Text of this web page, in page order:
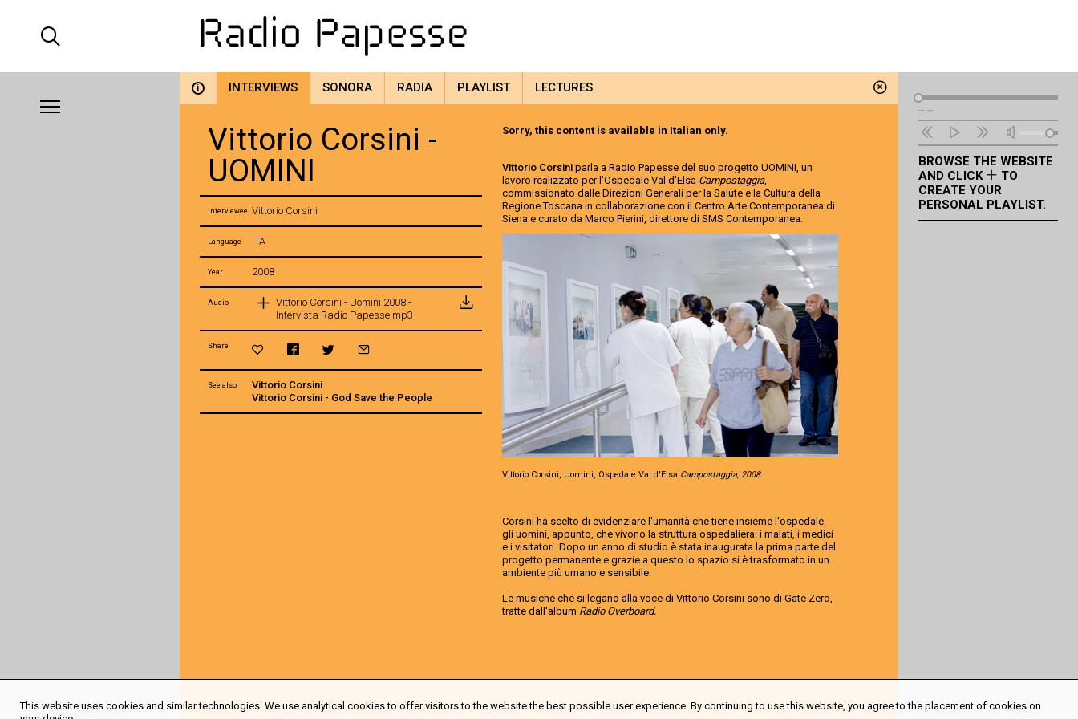
i INTERVIEWS SONORA RADIA PLAYLIST LECTURES
Vittorio Corsini -
UOMINI
interviewee Vittorio Corsini
Language ITA
Year 2008
Audio
Vittorio Corsini - Uomini 2008 -
Intervista Radio Papesse.mp3
Share
See also
Vittorio Corsini
Vittorio Corsini - God Save the People
Sorry, this content is available in Italian only.
Vittorio Corsini parla a Radio Papesse del suo progetto UOMINI, un
lavoro realizzato per l'Ospedale Val d'Elsa Campostaggia,
commissionato dalle Direzioni Generali per la Salute e la Cultura della
Regione Toscana in collaborazione con il Centro Arte Contemporanea di
Siena e curato da Marco Pierini, direttore di SMS Contemporanea.
Vittorio Corsini, Uomini, Ospedale Val d'Elsa Campostaggia, 2008.
Corsini ha scelto di evidenziare l'umanità che tiene insieme l'ospedale,
gli uomini, appunto, che vivono la struttura ospedaliera: i malati, i medici
e i visitatori. Dopo un anno di studio è stata inaugurata la prima parte del
progetto permanente e grazie a questo lo spazio si è trasformato in un
ambiente più umano e sensibile.
Le musiche che si legano alla voce di Vittorio Corsini sono di Gate Zero,
tratte dall'album Radio Overboard.
Audio
Player
--:--
BROWSE THE WEBSITE
AND CLICK
TO
CREATE YOUR
PERSONAL PLAYLIST.
This website uses cookies and similar technologies. We use analytical cookies to offer visitors to the website the best possible user experience. By continuing to use this website, you agree to the placement of cookies on